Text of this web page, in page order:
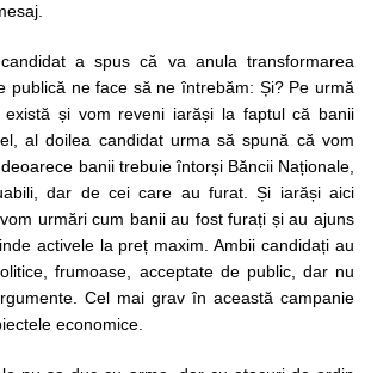
a spus că va anula transformarea
publică ne face să ne întrebăm: Și? Pe urmă
există și vom reveni iarăși la faptul că banii
al doilea candidat urma să spună că vom
banii trebuie întorși Băncii Naționale,
dar de cei care au furat. Și iarăși aici
urmări cum banii au fost furați și au ajuns
activele la preț maxim. Ambii candidați au
frumoase, acceptate de public, dar nu
Cel mai grav în această campanie
economice.